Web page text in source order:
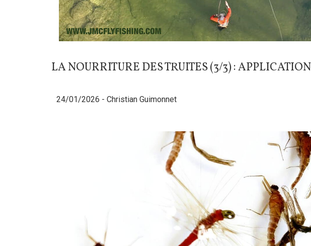
LA NOURRITURE DES TRUITES (3/3) :
24/01/2026 - Christian Guimonnet